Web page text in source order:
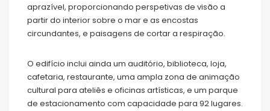
aprazível, proporcionando perspetivas de visão a
partir do interior sobre o mar e as encostas
circundantes, e paisagens de cortar a respiração.
O edifício inclui ainda um auditório, biblioteca, loja,
cafetaria, restaurante, uma ampla zona de animação
cultural para ateliês e oficinas artísticas, e um parque
de estacionamento com capacidade para 92 lugares.